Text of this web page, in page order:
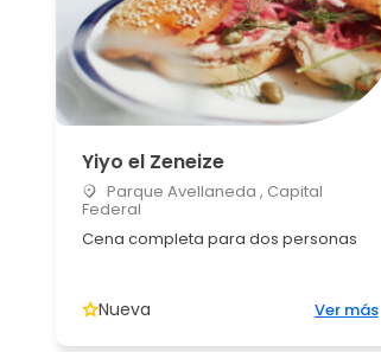
Yiyo el Zeneize
Parque Avellaneda , Capital
Federal
Cena completa para dos personas
Nueva Ver más